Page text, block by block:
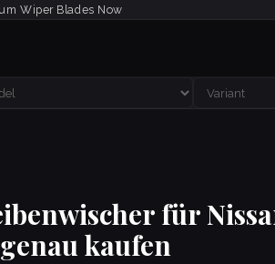
Wiper Blades Now
für
kaufen